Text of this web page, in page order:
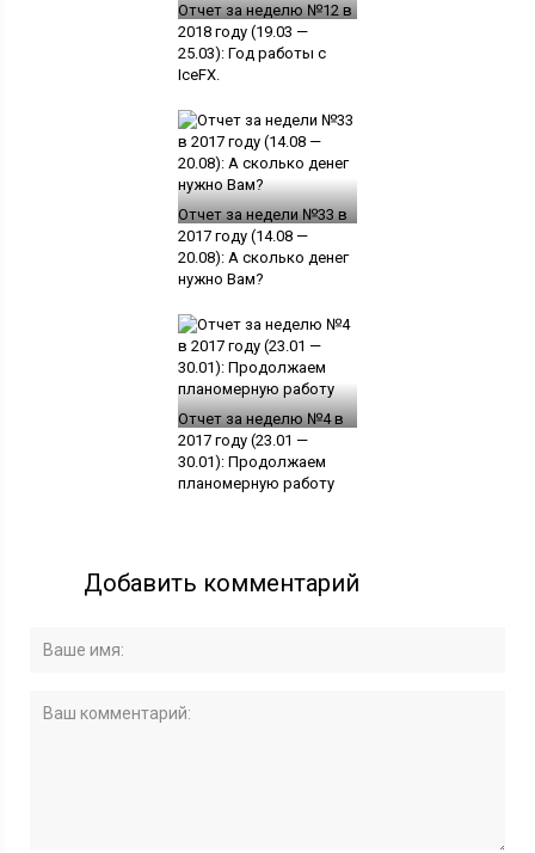
Отчет за неделю №12 в
2018 году (19.03 —
25.03): Год работы с
IceFX.
Отчет за недели №33 в
2017 году (14.08 —
20.08): А сколько денег
нужно Вам?
Отчет за неделю №4 в
2017 году (23.01 —
30.01): Продолжаем
планомерную работу
Добавить комментарий